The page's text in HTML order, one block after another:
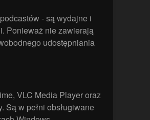
- są wydajne i
Ponieważ nie zawierają
udostępniania
VLC Media Player oraz
Są w pełni obsługiwane